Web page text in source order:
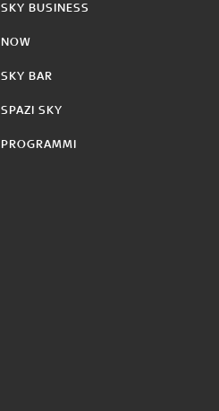
SKY BUSINESS
NOW
SKY BAR
SPAZI SKY
PROGRAMMI